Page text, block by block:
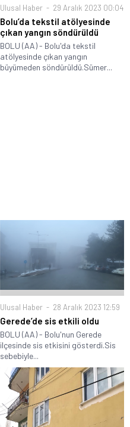
Ulusal Haber 29 Aralık 2023 00:04
Bolu’da tekstil atölyesinde
çıkan yangın söndürüldü
BOLU (AA) - Bolu'da tekstil
atölyesinde çıkan yangın
büyümeden söndürüldü.Sümer...
Ulusal Haber 28 Aralık 2023 12:59
Gerede’de sis etkili oldu
BOLU (AA) - Bolu'nun Gerede
ilçesinde sis etkisini gösterdi.Sis
sebebiyle...